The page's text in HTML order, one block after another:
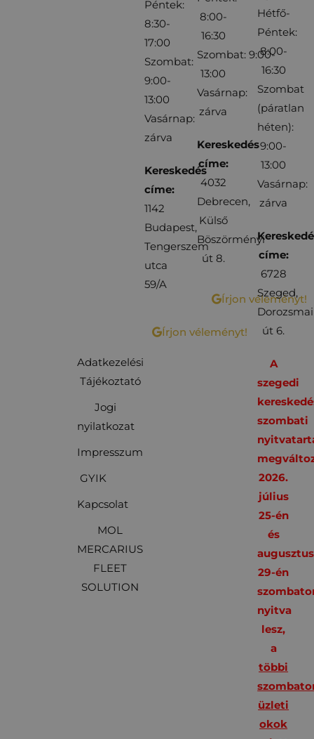
Adatkezelési
Tájékoztató
Jogi
nyilatkozat
Impresszum
GYIK
Kapcsolat
MOL
MERCARIUS
FLEET
SOLUTION
Péntek:
8:30-
17:00
Szombat:
9:00-
13:00
Vasárnap:
zárva
Kereskedés
címe:
1142
Budapest,
Tengerszem
utca
59/A
Írjon véleményt!
8:00-
16:30
Szombat: 9:00-
13:00
Vasárnap:
zárva
Kereskedés
címe:
4032
Debrecen,
Külső
Böszörményi
út 8.
Írjon véleményt!
Hétfő-
Péntek:
8:00-
16:30
Szombat
(páratlan
héten):
9:00-
13:00
Vasárnap:
zárva
címe:
6728
Szeged,
Dorozsmai
út 6.
A
szegedi
szombati
2026.
július
25-én
és
augusztus
29-én
nyitva
lesz,
a
többi
üzleti
okok